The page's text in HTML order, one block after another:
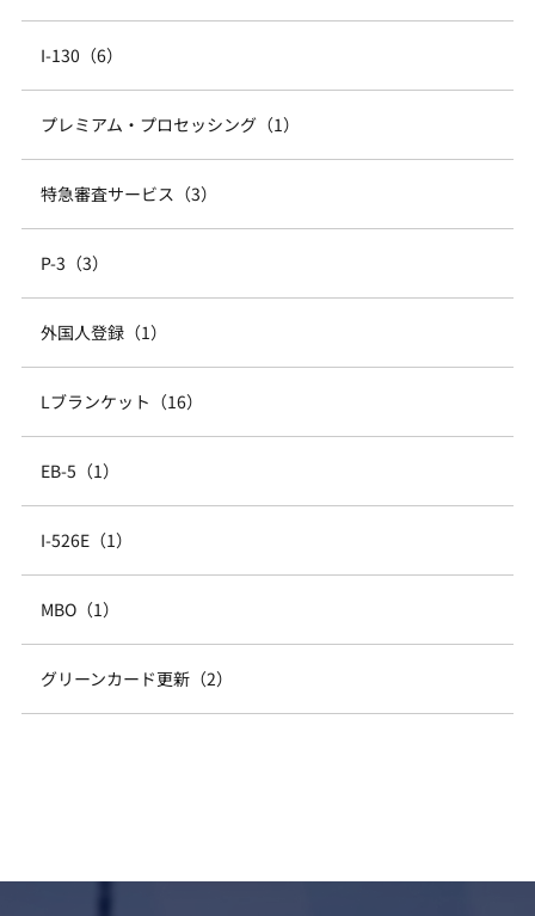
I-130（6）
プレミアム・プロセッシング（1）
特急審査サービス（3）
P-3（3）
外国人登録（1）
Lブランケット（16）
EB-5（1）
I-526E（1）
MBO（1）
グリーンカード更新（2）